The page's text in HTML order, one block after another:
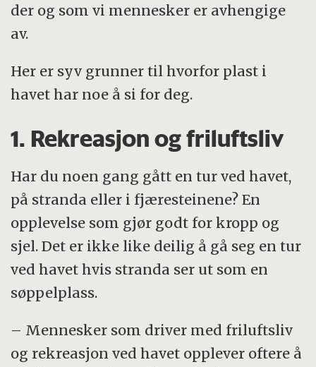
der og som vi mennesker er avhengige
av.
Her er syv grunner til hvorfor plast i
havet har noe å si for deg.
1. Rekreasjon og friluftsliv
Har du noen gang gått en tur ved havet,
på stranda eller i fjæresteinene? En
opplevelse som gjør godt for kropp og
sjel. Det er ikke like deilig å gå seg en tur
ved havet hvis stranda ser ut som en
søppelplass.
– Mennesker som driver med friluftsliv
og rekreasjon ved havet opplever oftere å